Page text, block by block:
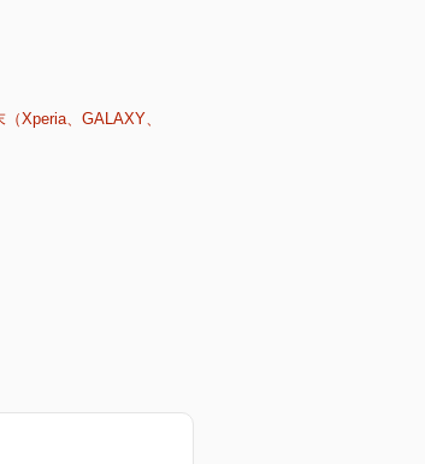
Xperia、GALAXY、